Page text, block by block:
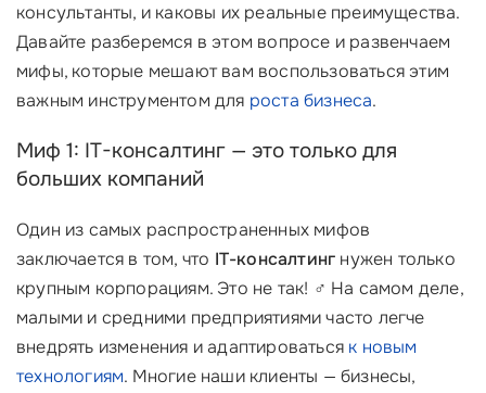
консультанты, и каковы их реальные преимущества.
Давайте разберемся в этом вопросе и развенчаем
мифы, которые мешают вам воспользоваться этим
важным инструментом для роста бизнеса.
Миф 1: IT-консалтинг — это только для
больших компаний
Один из самых распространенных мифов
заключается в том, что IT-консалтинг нужен только
крупным корпорациям. Это не так! ‍♂️ На самом деле,
малыми и средними предприятиями часто легче
внедрять изменения и адаптироваться к новым
технологиям. Многие наши клиенты — бизнесы,